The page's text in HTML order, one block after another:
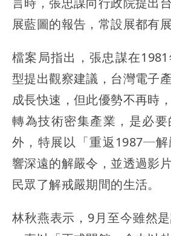
展藍圖的報告，常設展都有展
檔案局指出，張忠謀在
型提出觀察建議，台灣電子
成長快速，但此優勢不再時
轉為技術密集產業，是必
外，特展以「重返1987─
響深遠的解嚴令，並透過影
民眾了解戒嚴期間的生活。
林秋燕表示，9月至今雖然